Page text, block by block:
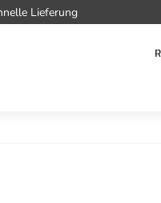
Lieferung